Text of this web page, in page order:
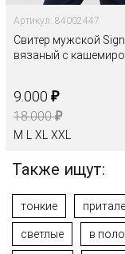
Артикул: 84002447
Свитер мужской
вязаный с
9.000 ₽
18.000₽
M XL XXL
Также ищут:
тонкие
светлые в